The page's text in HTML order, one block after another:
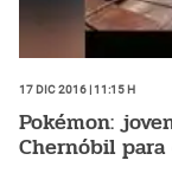
17 Dic 2016 | 11:15 h
Pokémon:
Chernóbil para